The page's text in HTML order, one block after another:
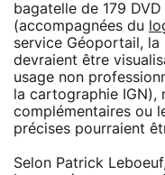
bagatelle de 179
(accompagnées du
service Géoportail, la
devraient être
usage non
la cartographie IGN),
complémentaires ou
précises pourraient
Selon Patrick